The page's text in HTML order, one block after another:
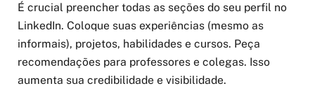
É crucial preencher todas as seções do seu perfil no
LinkedIn. Coloque suas experiências (mesmo as
informais), projetos, habilidades e cursos. Peça
recomendações para professores e colegas. Isso
aumenta sua credibilidade e visibilidade.